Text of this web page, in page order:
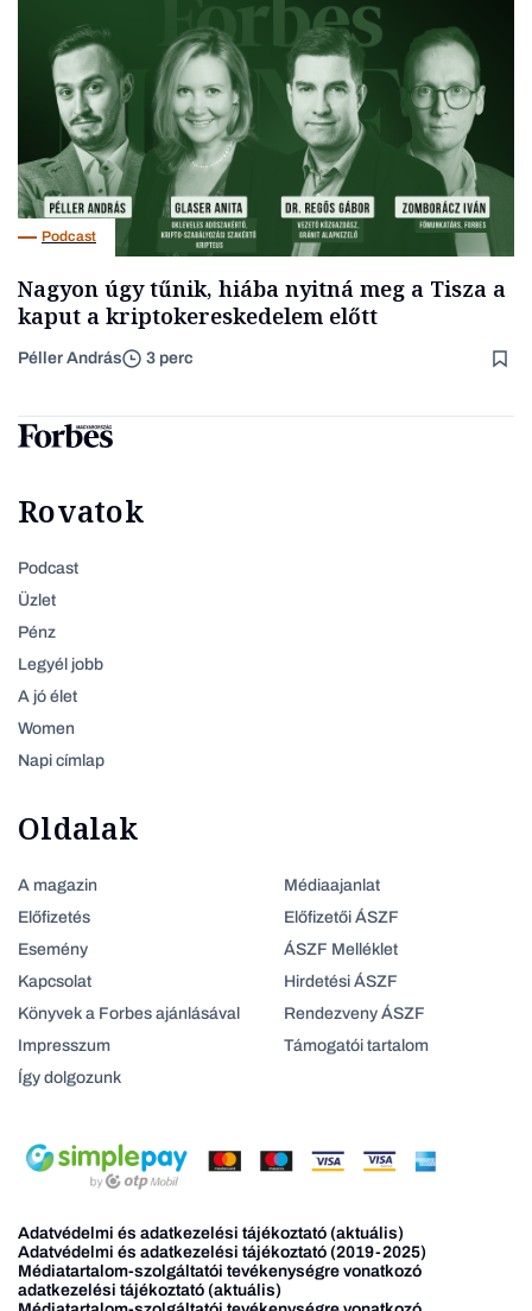
Podcast
Nagyon úgy tűnik, hiába nyitná meg a Tisza a
kaput a kriptokereskedelem előtt
Péller András 3 perc
Rovatok
Podcast
Üzlet
Pénz
Legyél jobb
A jó élet
Women
Napi címlap
Oldalak
A magazin
Előfizetés
Esemény
Kapcsolat
Könyvek a Forbes ajánlásával
Impresszum
Így dolgozunk
Médiaajanlat
Előfizetői ÁSZF
ÁSZF Melléklet
Hirdetési ÁSZF
Rendezveny ÁSZF
Támogatói tartalom
Adatvédelmi és adatkezelési tájékoztató (aktuális)
Adatvédelmi és adatkezelési tájékoztató (2019-2025)
Médiatartalom-szolgáltatói tevékenységre vonatkozó
adatkezelési tájékoztató (aktuális)